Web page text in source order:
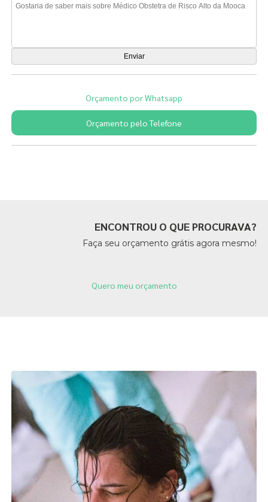
Orçamento por Whatsapp
Orçamento pelo Telefone
ENCONTROU O QUE PROCURAVA?
Faça seu orçamento grátis agora mesmo!
Quero meu orçamento